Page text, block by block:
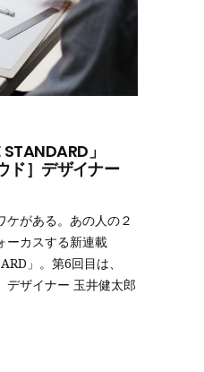
」
ド］デザイナー
ケがある。あの人の２
ーカスする新連載
」。第6回目は、
デザイナー 玉井健太郎